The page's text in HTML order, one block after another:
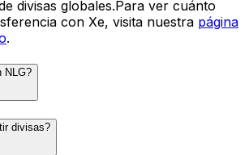
divisas globales.Para ver cuánto
con Xe, visita nuestra página
.
NLG?
divisas?